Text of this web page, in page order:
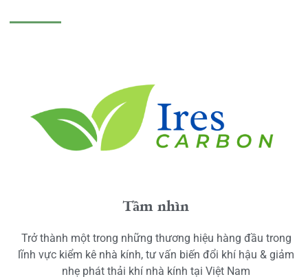
Tầm nhìn
Trở thành một trong những thương hiệu hàng đầu trong
lĩnh vực kiểm kê nhà kính, tư vấn biến đổi khí hậu & giảm
nhẹ phát thải khí nhà kính tại Việt Nam